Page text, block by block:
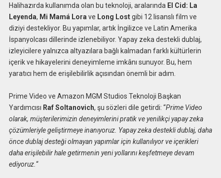
Halihazırda kullanımda olan bu teknoloji, aralarında El Cid: La
Leyenda, Mi Mamá Lora ve Long Lostgibi 12 lisanslı film ve
diziyi destekliyor. Bu yapımlar, artık İngilizce ve Latin Amerika
İspanyolcası dillerinde izlenebiliyor. Yapay zeka destekli dublaj,
izleyicilere yalnızca altyazılara bağlı kalmadan farklı kültürlerin
içerik ve hikayelerini deneyimleme imkânı sunuyor. Bu, hem
yaratıcı hem de erişilebilirlik açısından önemli bir adım.
Prime Video ve Amazon MGM Studios Teknoloji Başkan
Yardımcısı Raf Soltanovich, şu sözleri dile getirdi: “Prime Video
olarak, müşterilerimizin deneyimlerini pratik ve yenilikçi yapay zeka
çözümleriyle geliştirmeye inanıyoruz. Yapay zeka destekli dublaj, daha
önce dublaj desteği olmayan yapımlar için kullanılıyor ve içerikleri
daha erişilebilir hale getirmenin yeni yollarını keşfetmeye devam
ediyoruz.“